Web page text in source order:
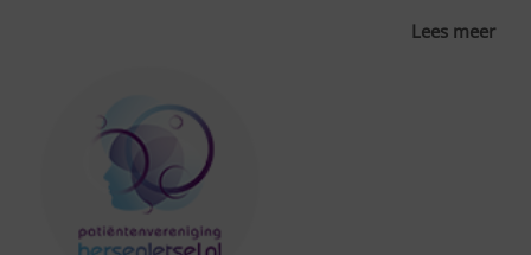
Lees meer